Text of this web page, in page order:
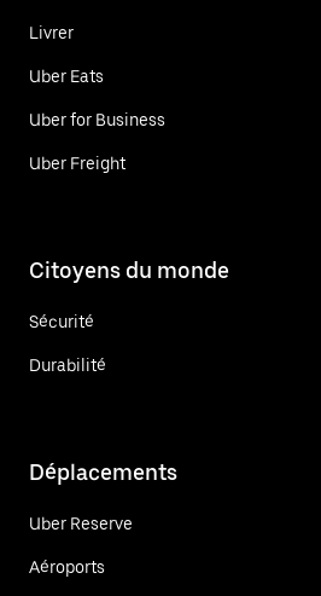
Livrer
Uber Eats
Uber for Business
Uber Freight
Citoyens du monde
Sécurité
Durabilité
Déplacements
Uber Reserve
Aéroports